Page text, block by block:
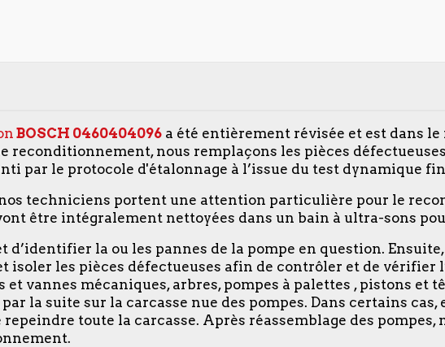
BOSCH 0460404096 a été entièrement révisée et est dans
reconditionnement, nous remplaçons les pièces
par le protocole d'étalonnage à l’issue du test dynamique
techniciens portent une attention particulière pour le
être intégralement nettoyées dans un bain à ultra-sons
d’identifier la ou les pannes de la pompe en question.
les pièces défectueuses afin de contrôler et de vérifier
et vannes mécaniques, arbres, pompes à palettes , pistons et
la suite sur la carcasse nue des pompes. Dans certains
toute la carcasse. Après réassemblage des pompes,